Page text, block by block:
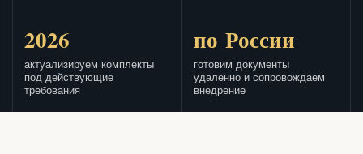
2026
актуализируем комплекты
под действующие
требования
по России
готовим документы
удаленно и сопровождаем
внедрение